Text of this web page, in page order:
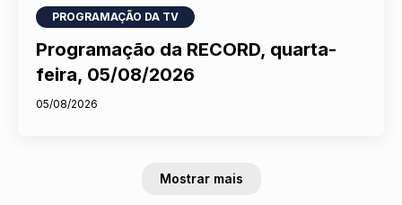
PROGRAMAÇÃO DA TV
Programação da RECORD, quarta-
feira, 05/08/2026
05/08/2026
Mostrar mais